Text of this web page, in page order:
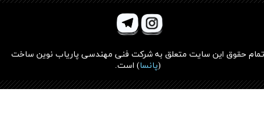
تمام حقوق این سایت متعلق به شرکت فنی مهندسی پاریاب نوین ساخت
(پانسا) است.